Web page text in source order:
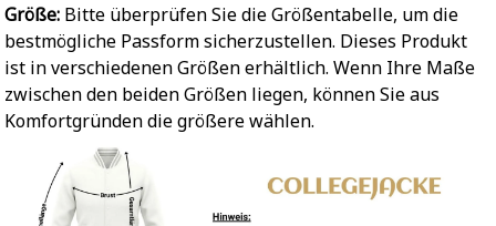
Größe: Bitte überprüfen Sie die Größentabelle, um die
bestmögliche Passform sicherzustellen. Dieses Produkt
ist in verschiedenen Größen erhältlich. Wenn Ihre Maße
zwischen den beiden Größen liegen, können Sie aus
Komfortgründen die größere wählen.